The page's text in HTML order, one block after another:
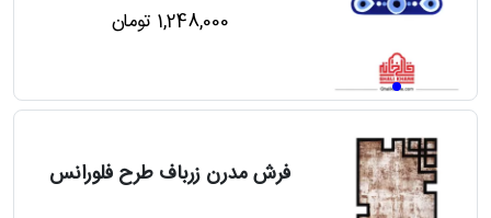
متداول
بازگرداندن
کالا
1,248,000 تومان
فرش مدرن زرباف طرح فلورانس